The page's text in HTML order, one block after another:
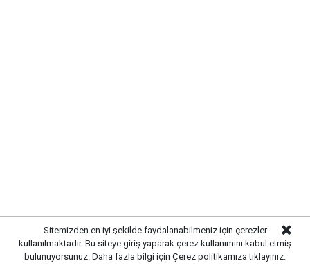
yasasına sert eleştiri
Sitemizden en iyi şekilde faydalanabilmeniz için çerezler
kullanılmaktadır. Bu siteye giriş yaparak çerez kullanımını kabul etmiş
bulunuyorsunuz. Daha fazla bilgi için Çerez politikamıza tıklayınız.